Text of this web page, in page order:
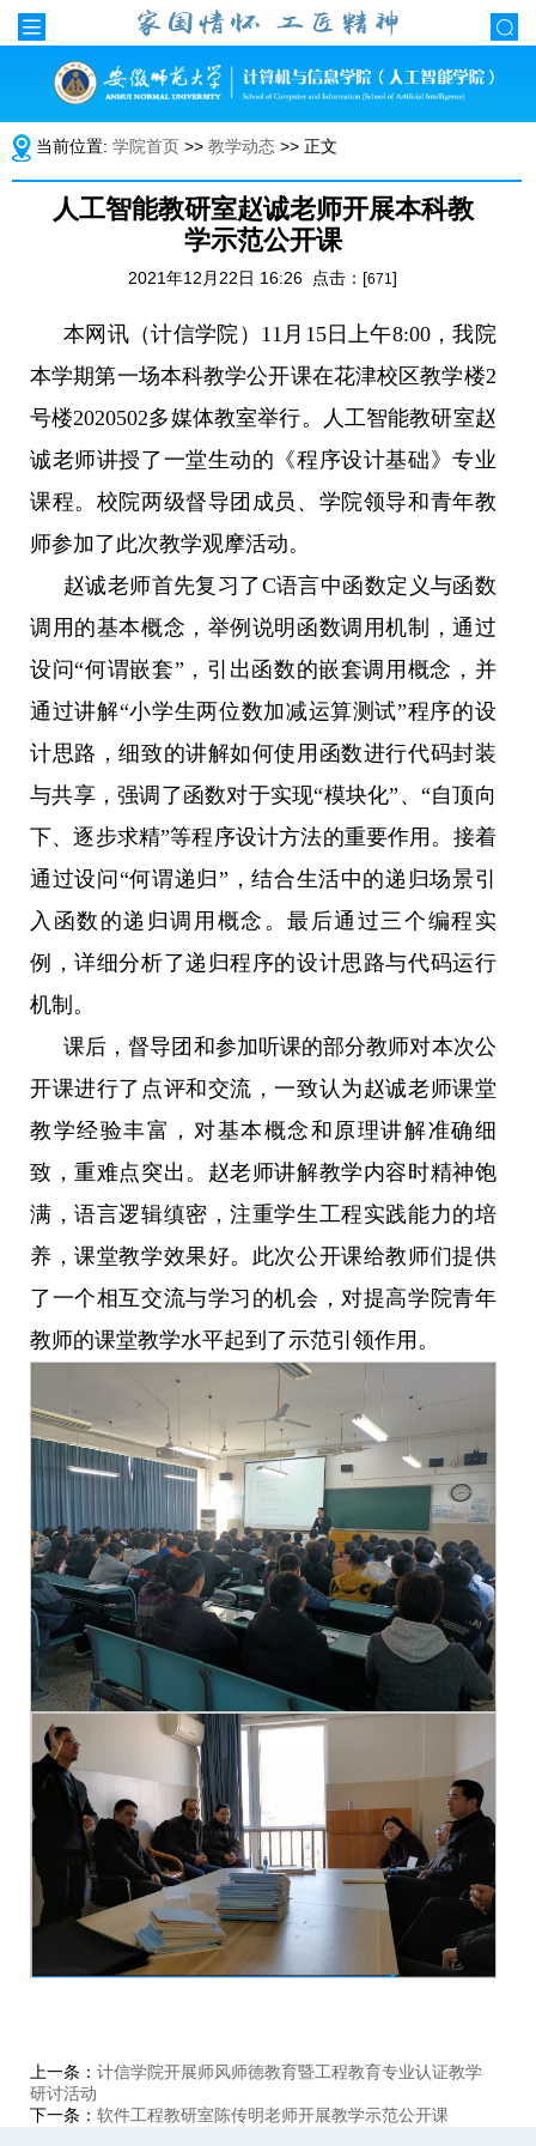
当前位置: 学院首页 >> 教学动态 >> 正文
人工智能教研室赵诚老师开展本科教
学示范公开课
2021年12月22日 16:26 点击：[671]
本网讯（计信学院） 11 月 15日上午8:00，我院
本学期第一场本科教学公开课在花津校区教学楼2
号楼2020502多媒体教室举行。人工智能教研室赵
诚老师讲授了一堂生动的《程序设计基础》专业
课程。校院两级督导团成员、学院领导和青年教
师参加了此次教学观摩活动。
赵诚老师首先复习了C语言中函数定义与函数
调用的基本概念，举例说明函数调用机制，通过
设问“何谓嵌套”，引出函数的嵌套调用概念，并
通过讲解“小学生两位数加减运算测试”程序的设
计思路，细致的讲解如何使用函数进行代码封装
与共享，强调了函数对于实现“模块化”、“自顶向
下、逐步求精”等程序设计方法的重要作用。接着
通过设问“何谓递归”，结合生活中的递归场景引
入函数的递归调用概念。最后通过三个编程实
例，详细分析了递归程序的设计思路与代码运行
机制。
课后，督导团和参加听课的部分教师对本次公
开课进行了点评和交流，一致认为赵诚老师课堂
教学经验丰富，对基本概念和原理讲解准确细
致，重难点突出。赵老师讲解教学内容时精神饱
满，语言逻辑缜密，注重学生工程实践能力的培
养，课堂教学效果好。此次公开课给教师们提供
了一个相互交流与学习的机会，对提高学院青年
教师的课堂教学水平起到了示范引领作用。
上一条： 计信学院开展师风师德教育暨工程教育专业认证教学
研讨活动
下一条： 软件工程教研室陈传明老师开展教学示范公开课